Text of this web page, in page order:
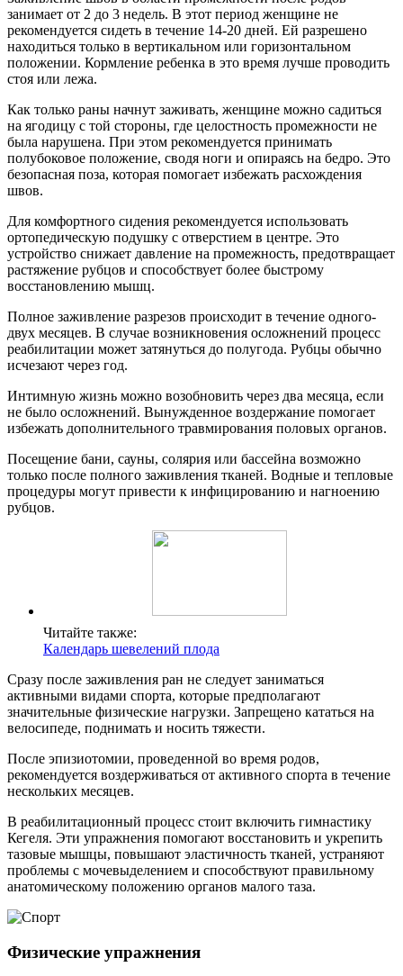
занимает от 2 до 3 недель. В этот период женщине не
рекомендуется сидеть в течение 14-20 дней. Ей разрешено
находиться только в вертикальном или горизонтальном
положении. Кормление ребенка в это время лучше проводить
стоя или лежа.
Как только раны начнут заживать, женщине можно садиться
на ягодицу с той стороны, где целостность промежности не
была нарушена. При этом рекомендуется принимать
полубоковое положение, сводя ноги и опираясь на бедро. Это
безопасная поза, которая помогает избежать расхождения
швов.
Для комфортного сидения рекомендуется использовать
ортопедическую подушку с отверстием в центре. Это
устройство снижает давление на промежность, предотвращает
растяжение рубцов и способствует более быстрому
восстановлению мышц.
Полное заживление разрезов происходит в течение одного-
двух месяцев. В случае возникновения осложнений процесс
реабилитации может затянуться до полугода. Рубцы обычно
исчезают через год.
Интимную жизнь можно возобновить через два месяца, если
не было осложнений. Вынужденное воздержание помогает
избежать дополнительного травмирования половых органов.
Посещение бани, сауны, солярия или бассейна возможно
только после полного заживления тканей. Водные и тепловые
процедуры могут привести к инфицированию и нагноению
рубцов.
Читайте также:
Календарь шевелений плода
Сразу после заживления ран не следует заниматься
активными видами спорта, которые предполагают
значительные физические нагрузки. Запрещено кататься на
велосипеде, поднимать и носить тяжести.
После эпизиотомии, проведенной во время родов,
рекомендуется воздерживаться от активного спорта в течение
нескольких месяцев.
В реабилитационный процесс стоит включить гимнастику
Кегеля. Эти упражнения помогают восстановить и укрепить
тазовые мышцы, повышают эластичность тканей, устраняют
проблемы с мочевыделением и способствуют правильному
анатомическому положению органов малого таза.
Физические упражнения